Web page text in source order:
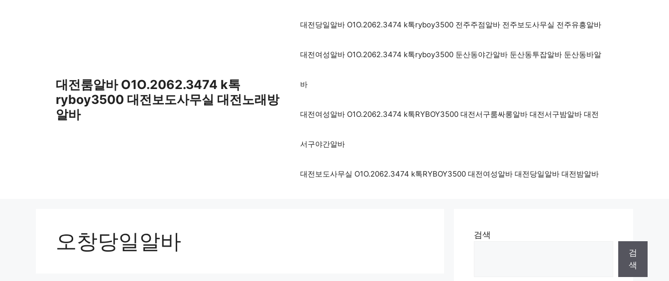
대전룸알바 O1O.2062.3474 k톡
ryboy3500 대전보도사무실 대전노래방
알바
대전당일알바 O1O.2062.3474 k톡ryboy3500 전주주점알바 전주보도사무실 전주유흥알바
대전여성알바 O1O.2062.3474 k톡ryboy3500 둔산동야간알바 둔산동투잡알바 둔산동바알
바
대전여성알바 O1O.2062.3474 k톡RYBOY3500 대전서구룸싸롱알바 대전서구밤알바 대전
서구야간알바
대전보도사무실 O1O.2062.3474 k톡RYBOY3500 대전여성알바 대전당일알바 대전밤알바
오창당일알바
검색
검
색